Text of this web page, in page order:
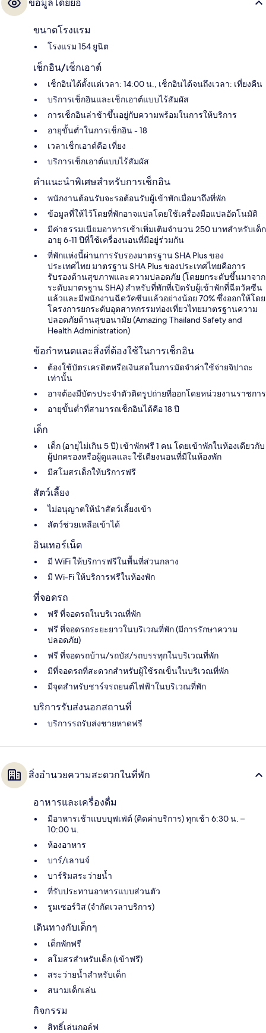
ข้อมูลโดยย่อ
ขนาดโรงแรม
โรงแรม 154 ยูนิต
เช็กอิน/เช็กเอาต์
เช็กอินได้ตั้งแต่เวลา: 14:00 น., เช็กอินได้จนถึงเวลา: เที่ยงคืน
บริการเช็กอินและเช็กเอาต์แบบไร้สัมผัส
การเช็กอินล่าช้าขึ้นอยู่กับความพร้อมในการให้บริการ
อายุขั้นต่ำในการเช็กอิน - 18
เวลาเช็กเอาต์คือ เที่ยง
บริการเช็กเอาต์แบบไร้สัมผัส
คำแนะนำพิเศษสำหรับการเช็กอิน
พนักงานต้อนรับจะรอต้อนรับผู้เข้าพักเมื่อมาถึงที่พัก
ข้อมูลที่ให้ไว้โดยที่พักอาจแปลโดยใช้เครื่องมือแปลอัตโนมัติ
มีค่าธรรมเนียมอาหารเช้าเพิ่มเติมจำนวน 250 บาทสำหรับเด็ก
อายุ 6-11 ปีที่ใช้เครื่องนอนที่มีอยู่ร่วมกัน
ที่พักแห่งนี้ผ่านการรับรองมาตรฐาน SHA Plus ของ
ประเทศไทย มาตรฐาน SHA Plus ของประเทศไทยคือการ
รับรองด้านสุขภาพและความปลอดภัย (โดยยกระดับขึ้นมาจาก
ระดับมาตรฐาน SHA) สำหรับที่พักที่เปิดรับผู้เข้าพักที่ฉีดวัคซีน
แล้วและมีพนักงานฉีดวัคซีนแล้วอย่างน้อย 70% ซึ่งออกให้โดย
โครงการยกระดับอุตสาหกรรมท่องเที่ยวไทยมาตรฐานความ
ปลอดภัยด้านสุขอนามัย (Amazing Thailand Safety and
Health Administration)
ข้อกำหนดและสิ่งที่ต้องใช้ในการเช็กอิน
ต้องใช้บัตรเครดิตหรือเงินสดในการมัดจำค่าใช้จ่ายจิปาถะ
เท่านั้น
อาจต้องมีบัตรประจำตัวติดรูปถ่ายที่ออกโดยหน่วยงานราชการ
อายุขั้นต่ำที่สามารถเช็กอินได้คือ 18 ปี
เด็ก
เด็ก (อายุไม่เกิน 5 ปี) เข้าพักฟรี 1 คน โดยเข้าพักในห้องเดียวกับ
ผู้ปกครองหรือผู้ดูแลและใช้เตียงนอนที่มีในห้องพัก
มีสโมสรเด็กให้บริการฟรี
สัตว์เลี้ยง
ไม่อนุญาตให้นำสัตว์เลี้ยงเข้า
สัตว์ช่วยเหลือเข้าได้
อินเทอร์เน็ต
มี WiFi ให้บริการฟรีในพื้นที่ส่วนกลาง
มี Wi-Fi ให้บริการฟรีในห้องพัก
ที่จอดรถ
ฟรี ที่จอดรถในบริเวณที่พัก
ฟรี ที่จอดรถระยะยาวในบริเวณที่พัก (มีการรักษาความ
ปลอดภัย)
ฟรี ที่จอดรถบ้าน/รถบัส/รถบรรทุกในบริเวณที่พัก
มีที่จอดรถที่สะดวกสำหรับผู้ใช้รถเข็นในบริเวณที่พัก
มีจุดสำหรับชาร์จรถยนต์ไฟฟ้าในบริเวณที่พัก
บริการรับส่งนอกสถานที่
บริการรถรับส่งชายหาดฟรี
สิ่งอำนวยความสะดวกในที่พัก
อาหารและเครื่องดื่ม
มีอาหารเช้าแบบบุฟเฟ่ต์ (คิดค่าบริการ) ทุกเช้า 6:30 น. –
10:00 น.
ห้องอาหาร
บาร์/เลานจ์
บาร์ริมสระว่ายน้ำ
ที่รับประทานอาหารแบบส่วนตัว
รูมเซอร์วิส (จำกัดเวลาบริการ)
เดินทางกับเด็กๆ
เด็กพักฟรี
สโมสรสำหรับเด็ก (เข้าฟรี)
สระว่ายน้ำสำหรับเด็ก
สนามเด็กเล่น
กิจกรรม
สิทธิ์เล่นกอล์ฟ